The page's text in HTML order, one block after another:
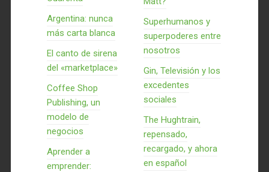
Argentina: nunca
más carta blanca
El canto de sirena
del «marketplace»
Coffee Shop
Publishing, un
modelo de
negocios
Aprender a
emprender:
Superhumanos y
superpoderes entre
nosotros
Gin, Televisión y los
excedentes
sociales
The Hughtrain,
repensado,
recargado, y ahora
en español